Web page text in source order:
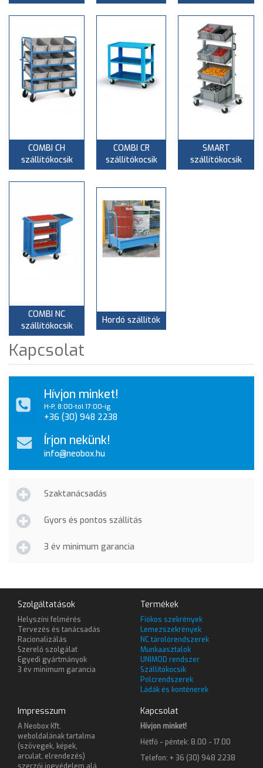
COMBI CH
szállítókocsik
COMBI CR
szállítókocsik
SMART
szállítókocsik
COMBI NC
szállítókocsik
Hordó szállítók
Kapcsolat
Hívjon minket!
H-P, 8:00-tól 17:00-ig
+36 (30) 948 2238
Írjon nekünk!
info@neobox.hu
Szaktanácsadás
Gyors és pontos szállítás
3 év minimum garancia
Szolgáltatások
Helyszíni felmérés
Tervezés és tanácsadás
Racionalizálás
Szerelő szolgálat
Egyedi gyártmányok
3 év minimum garancia
Termékek
Fiókos szekrények
Lemezszekrények
NC tárolórendszerek
Munkaasztalok
UNIMOD rendszer
Szállítókocsik
Polcrendszerek
Ládák és konténerek
Impresszum
A Neobox Kft.
weboldalának tartalma
(szövegek, képek,
arculat, elrendezés)
Kapcsolat
Hívjon minket!
Hétfő - péntek: 8.00 - 17.00
Telefon: + 36 (30) 948 2238